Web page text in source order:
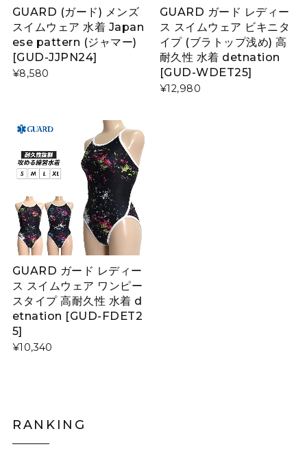
GUARD (ガード) メンズ
スイムウェア 水着 Japan
ese pattern (ジャマー)
[GUD-JJPN24]
¥8,580
GUARD ガード レディー
ス スイムウェア ビキニタ
イプ (ブラトップ浅め) 高
耐久性 水着 detnation
[GUD-WDET25]
¥12,980
GUARD ガード レディー
ス スイムウェア ワンピー
スタイプ 高耐久性 水着 d
etnation [GUD-FDET2
5]
¥10,340
RANKING